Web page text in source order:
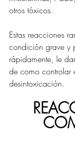
otros tóxicos.
Estas reacciones
condición grave y
rápidamente, le
de como controlar
desintoxicación.